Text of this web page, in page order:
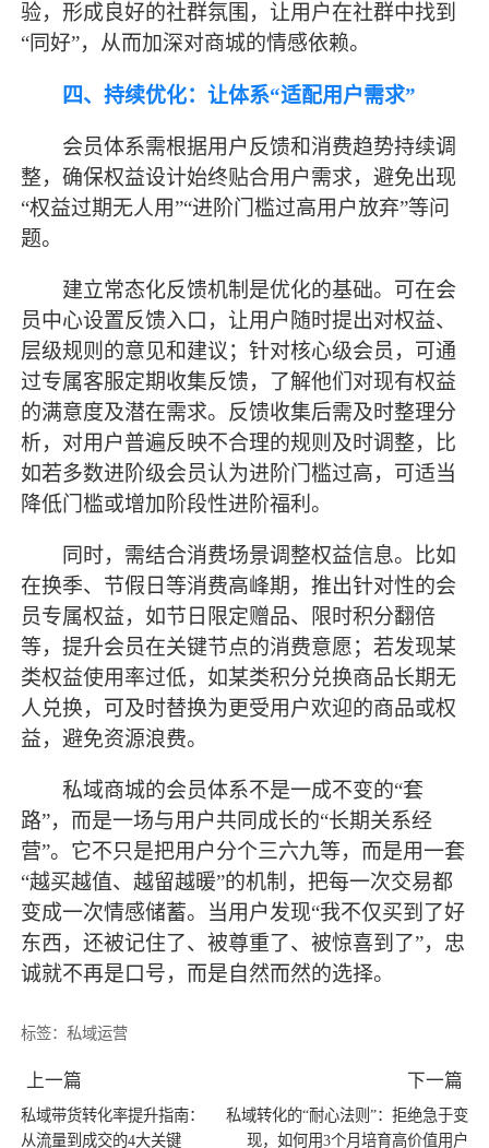
验，形成良好的社群氛围，让用户在社群中找到
“同好”，从而加深对商城的情感依赖。
四、持续优化：让体系“适配用户需求”
会员体系需根据用户反馈和消费趋势持续调
整，确保权益设计始终贴合用户需求，避免出现
“权益过期无人用”“进阶门槛过高用户放弃”等问
题。
建立常态化反馈机制是优化的基础。可在会
员中心设置反馈入口，让用户随时提出对权益、
层级规则的意见和建议；针对核心级会员，可通
过专属客服定期收集反馈，了解他们对现有权益
的满意度及潜在需求。反馈收集后需及时整理分
析，对用户普遍反映不合理的规则及时调整，比
如若多数进阶级会员认为进阶门槛过高，可适当
降低门槛或增加阶段性进阶福利。
同时，需结合消费场景调整权益信息。比如
在换季、节假日等消费高峰期，推出针对性的会
员专属权益，如节日限定赠品、限时积分翻倍
等，提升会员在关键节点的消费意愿；若发现某
类权益使用率过低，如某类积分兑换商品长期无
人兑换，可及时替换为更受用户欢迎的商品或权
益，避免资源浪费。
私域商城的会员体系不是一成不变的“套
路”，而是一场与用户共同成长的“长期关系经
营”。它不只是把用户分个三六九等，而是用一套
“越买越值、越留越暖”的机制，把每一次交易都
变成一次情感储蓄。当用户发现“我不仅买到了好
东西，还被记住了、被尊重了、被惊喜到了”，忠
诚就不再是口号，而是自然而然的选择。
标签：私域运营
上一篇
私域带货转化率提升指南：
从流量到成交的4大关键
下一篇
私域转化的“耐心法则”：拒绝急于变
现，如何用3个月培育高价值用户